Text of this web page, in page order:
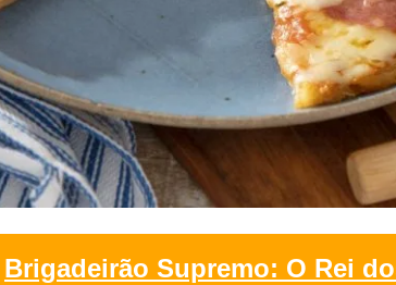
Brigadeirão Supremo: O Rei